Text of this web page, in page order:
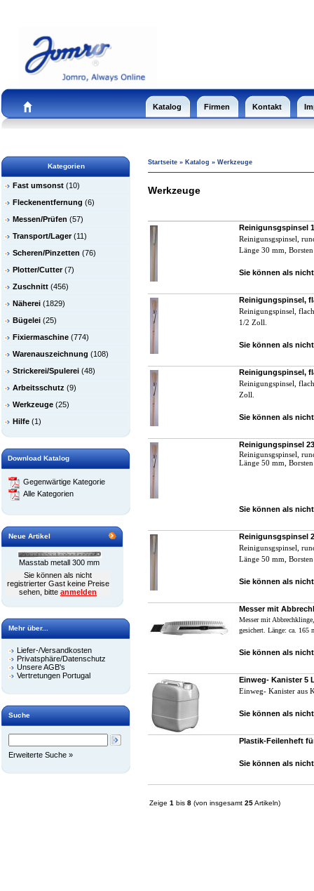
Katalog Firmen Kontakt
Kategorien
Fast umsonst (10)
Fleckenentfernung (6)
Messen/Prüfen (57)
Transport/Lager(11)
Scheren/Pinzetten (76)
Plotter/Cutter(7)
Zuschnitt (456)
Näherei (1829)
Bügelei (25)
Fixiermaschine (774)
Warenauszeichnung (108)
Strickerei/Spulerei (48)
Arbeitsschutz (9)
Werkzeuge (25)
Hilfe (1)
Download Katalog
Gegenwärtige Kategorie
Alle Kategorien
Neue Artikel
Masstab metall 300 mm
Sie können als nicht
registrierter Gast keine Preise
sehen, bitte anmelden
Mehr über...
Liefer-/Versandkosten
Privatsphäre/Datenschutz
Unsere AGB's
Vertretungen Portugal
Suche
Erweiterte Suche »
Startseite » Katalog » Werkzeuge
Werkzeuge
Reinigunsgspinsel
Reinigunsgspinsel,
Länge 30 mm,
Sie können als
Reinigungspinsel,
Reinigungspinsel,
1/2 Zoll.
Sie können als
Reinigungspinsel,
Reinigungspinsel,
Zoll.
Sie können als
Reinigungspinsel
Reinigunsgspinsel,
Länge 50 mm,
Sie können als
Reinigunsgspinsel
Reinigunsgspinsel,
Länge 50 mm,
Sie können als
Messer mit
Messer mit
gesichert. Länge: ca.
Sie können als
Einweg- Kanister 5
Einweg- Kanister aus
Sie können als
Plastik-Feilenheft
Sie können als
Zeige 1 bis 8 (von insgesamt 25Artikeln)